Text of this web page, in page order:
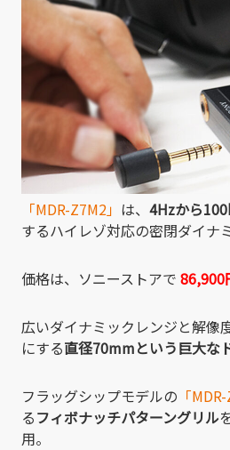
「MDR-Z7M2」 は、 4Hzから
するハイレゾ対応の密閉ダイナ
価格は、ソニーストアで 86,900
広いダイナミックレンジと解像
にする直径70mmという巨大な
フラッグシップモデルの 「
るフィボナッチパターングリル
用。